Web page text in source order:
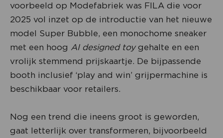
voorbeeld op Modefabriek was FILA die voor
2025 vol inzet op de introductie van het nieuwe
model Super Bubble, een monochome sneaker
met een hoog AI designed toygehalte en een
vrolijk stemmend prijskaartje. De bijpassende
booth inclusief ‘play and win’ grijpermachine is
beschikbaar voor retailers.
Nog een trend die ineens groot is geworden,
gaat letterlijk over transformeren, bijvoorbeeld